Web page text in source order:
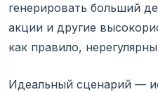
генерировать больший
акции и другие
как правило,
Идеальный сценарий —